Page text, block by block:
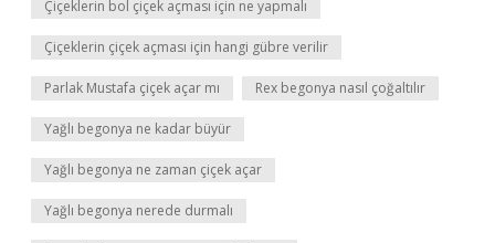
Çiçeklerin bol çiçek açması için ne yapmalı
Çiçeklerin çiçek açması için hangi gübre verilir
Parlak Mustafa çiçek açar mı Rex begonya nasıl çoğaltılır
Yağlı begonya ne kadar büyür
Yağlı begonya ne zaman çiçek açar
Yağlı begonya nerede durmalı